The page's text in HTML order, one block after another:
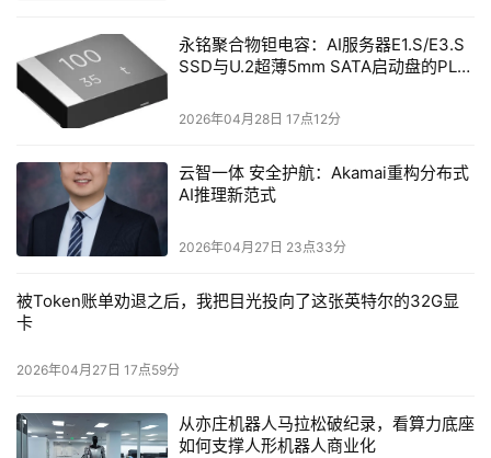
永铭聚合物钽电容：AI服务器E1.S/E3.S
SSD与U.2超薄5mm SATA启动盘的PLP
2026年04月28日 17点12分
云智一体 安全护航：Akamai重构分布式
AI推理新范式
2026年04月27日 23点33分
被Token账单劝退之后，我把目光投向了这张英特尔的32G显
卡
2026年04月27日 17点59分
从亦庄机器人马拉松破纪录，看算力底座
如何支撑人形机器人商业化